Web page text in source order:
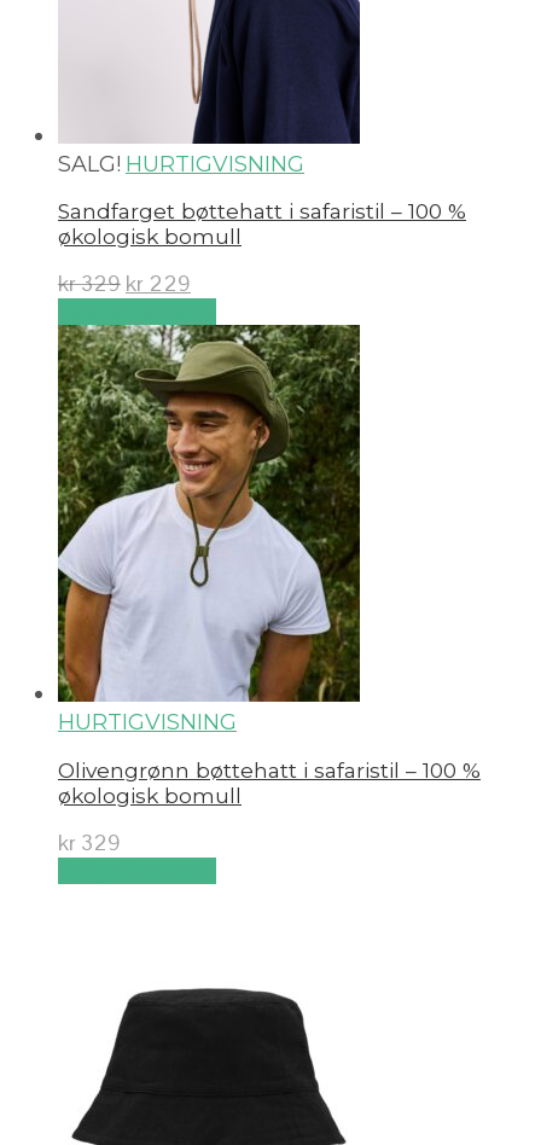
SALG! HURTIGVISNING
Sandfarget bøttehatt i safaristil – 100 %
økologisk bomull
kr329 kr 229
HURTIGVISNING
Olivengrønn bøttehatt i safaristil – 100 %
økologisk bomull
kr 329